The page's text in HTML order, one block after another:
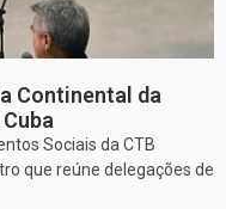
Continental da
Sociais da CTB
que reúne delegações de